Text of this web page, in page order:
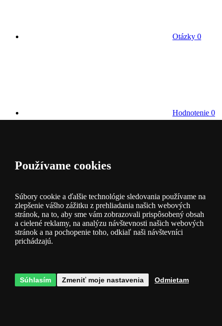
Otázky 0
Hodnotenie 0
Popis produktu
Záruka 3 roky
Používame cookies
Súbory cookie a ďalšie technológie sledovania používame na
zlepšenie vášho zážitku z prehliadania našich webových
stránok, na to, aby sme vám zobrazovali prispôsobený obsah
a cielené reklamy, na analýzu návštevnosti našich webových
stránok a na pochopenie toho, odkiaľ naši návštevníci
prichádzajú.
Súhlasím Zmeniť moje nastavenia Odmietam